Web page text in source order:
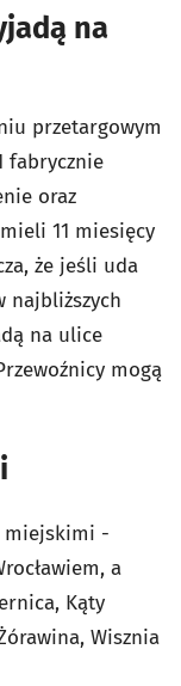
na
przetargowym
fabrycznie
oraz
11 miesięcy
że jeśli uda
najbliższych
na ulice
mogą
miejskimi -
a
Kąty
Wisznia